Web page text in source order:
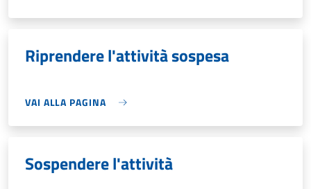
Riprendere l'attività sospesa
VAI ALLA PAGINA
Sospendere l'attività